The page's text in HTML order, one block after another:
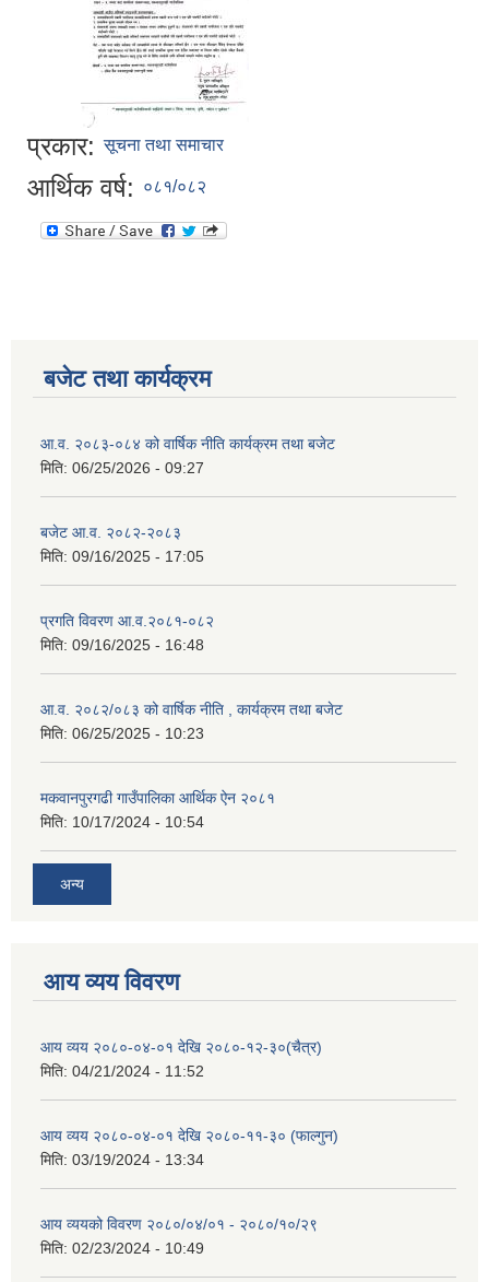
प्रकार: सूचना तथा समाचार
आर्थिक वर्ष: ०८१/०८२
बजेट तथा कार्यक्रम
आ.व. २०८३-०८४ को वार्षिक नीति कार्यक्रम तथा बजेट
मिति: 06/25/2026 - 09:27
बजेट आ.व. २०८२-२०८३
मिति: 09/16/2025 - 17:05
प्रगति विवरण आ.व.२०८१-०८२
मिति: 09/16/2025 - 16:48
आ.व. २०८२/०८३ को वार्षिक नीति , कार्यक्रम तथा बजेट
मिति: 06/25/2025 - 10:23
मकवानपुरगढी गाउँपालिका आर्थिक ‌‌‌ऐन २०८१
मिति: 10/17/2024 - 10:54
अन्य
आय व्यय विवरण
आय व्यय २०८०-०४-०१ देखि २०८०-१२-३०(चैत्र)
मिति: 04/21/2024 - 11:52
आय व्यय २०८०-०४-०१ देखि २०८०-११-३० (फाल्गुन)
मिति: 03/19/2024 - 13:34
आय व्ययको विवरण २०८०/०४/०१ - २०८०/१०/२९
मिति: 02/23/2024 - 10:49